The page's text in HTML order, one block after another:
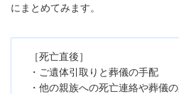
にまとめてみます。
［死亡直後］
・ご遺体引取りと葬儀の手配
・他の親族への死亡連絡や葬儀